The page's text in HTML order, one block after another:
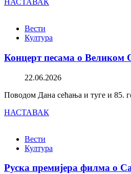
НАСТАВАК
Вести
Култура
Концерт песама о Великом
22.06.2026
Поводом Дана сећања и туге и 85.
НАСТАВАК
Вести
Култура
Руска премијера филма о